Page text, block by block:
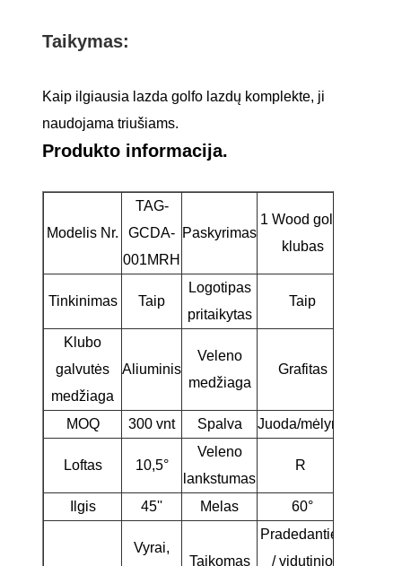
Taikymas:
Kaip ilgiausia lazda golfo lazdų komplekte, ji
naudojama triušiams.
Produkto informacija.
Modelis Nr.
TAG-
GCDA-
001MRH
Paskyrimas
1 Wood golfo
klubas
Tinkinimas Taip
Logotipas
pritaikytas
Taip
Klubo
galvutės
medžiaga
Aliuminis
Veleno
medžiaga
Grafitas
MOQ 300 vnt Spalva Juoda/mėlyna
Loftas 10,5°
Veleno
lankstumas
R
Ilgis 45'' Melas 60°
Vyrai,
Taikomas
Pradedantieji
/ vidutinio